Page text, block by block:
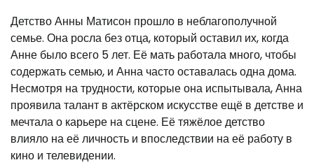
Детство Анны Матисон прошло в неблагополучной
семье. Она росла без отца, который оставил их, когда
Анне было всего 5 лет. Её мать работала много, чтобы
содержать семью, и Анна часто оставалась одна дома.
Несмотря на трудности, которые она испытывала, Анна
проявила талант в актёрском искусстве ещё в детстве и
мечтала о карьере на сцене. Её тяжёлое детство
влияло на её личность и впоследствии на её работу в
кино и телевидении.